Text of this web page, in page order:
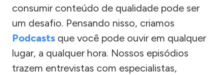
consumir conteúdo de qualidade pode ser
um desafio. Pensando nisso, criamos
Podcasts que você pode ouvir em qualquer
lugar, a qualquer hora. Nossos episódios
trazem entrevistas com especialistas,